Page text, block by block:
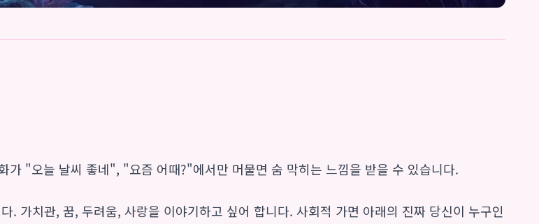
가 "오늘 날씨 좋네", "요즘 어때?"에서만 머물면 숨 막히는 느낌을 받을 수 있습니다.
. 가치관, 꿈, 두려움, 사랑을 이야기하고 싶어 합니다. 사회적 가면 아래의 진짜 당신이 누구인